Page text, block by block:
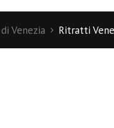
Venezia Ritratti